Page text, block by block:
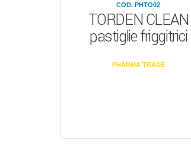
COD. PHTO02
TORDEN CLEAN
pastiglie friggitrici
PHARMA TRADE